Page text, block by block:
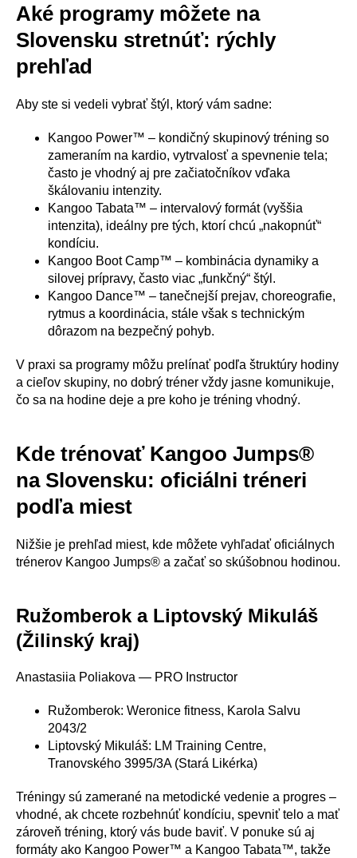
Aké programy môžete na
Slovensku stretnúť: rýchly
prehľad
Aby ste si vedeli vybrať štýl, ktorý vám sadne:
Kangoo Power™ – kondičný skupinový tréning so
zameraním na kardio, vytrvalosť a spevnenie tela;
často je vhodný aj pre začiatočníkov vďaka
škálovaniu intenzity.
Kangoo Tabata™ – intervalový formát (vyššia
intenzita), ideálny pre tých, ktorí chcú „nakopnúť“
kondíciu.
Kangoo Boot Camp™ – kombinácia dynamiky a
silovej prípravy, často viac „funkčný“ štýl.
Kangoo Dance™ – tanečnejší prejav, choreografie,
rytmus a koordinácia, stále však s technickým
dôrazom na bezpečný pohyb.
V praxi sa programy môžu prelínať podľa štruktúry hodiny
a cieľov skupiny, no dobrý tréner vždy jasne komunikuje,
čo sa na hodine deje a pre koho je tréning vhodný.
Kde trénovať Kangoo Jumps®
na Slovensku: oficiálni tréneri
podľa miest
Nižšie je prehľad miest, kde môžete vyhľadať oficiálnych
trénerov Kangoo Jumps® a začať so skúšobnou hodinou.
Ružomberok a Liptovský Mikuláš
(Žilinský kraj)
Anastasiia Poliakova — PRO Instructor
Ružomberok: Weronice fitness, Karola Salvu
2043/2
Liptovský Mikuláš: LM Training Centre,
Tranovského 3995/3A (Stará Likérka)
Tréningy sú zamerané na metodické vedenie a progres –
vhodné, ak chcete rozbehnúť kondíciu, spevniť telo a mať
zároveň tréning, ktorý vás bude baviť. V ponuke sú aj
formáty ako Kangoo Power™ a Kangoo Tabata™, takže